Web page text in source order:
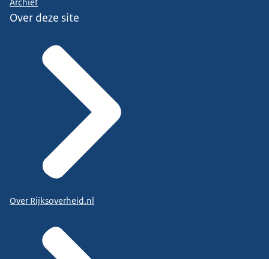
Over deze site
Over Rijksoverheid.nl